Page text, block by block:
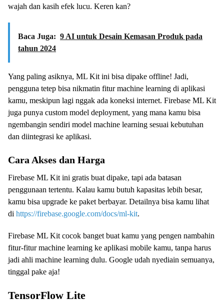
wajah dan kasih efek lucu. Keren kan?
Baca Juga: 9 AI untuk Desain Kemasan Produk pada
tahun 2024
Yang paling asiknya, ML Kit ini bisa dipake offline! Jadi,
pengguna tetep bisa nikmatin fitur machine learning di aplikasi
kamu, meskipun lagi nggak ada koneksi internet. Firebase ML Kit
juga punya custom model deployment, yang mana kamu bisa
ngembangin sendiri model machine learning sesuai kebutuhan
dan diintegrasi ke aplikasi.
Cara Akses dan Harga
Firebase ML Kit ini gratis buat dipake, tapi ada batasan
penggunaan tertentu. Kalau kamu butuh kapasitas lebih besar,
kamu bisa upgrade ke paket berbayar. Detailnya bisa kamu lihat
di https://firebase.google.com/docs/ml-kit.
Firebase ML Kit cocok banget buat kamu yang pengen nambahin
fitur-fitur machine learning ke aplikasi mobile kamu, tanpa harus
jadi ahli machine learning dulu. Google udah nyediain semuanya,
tinggal pake aja!
TensorFlow Lite